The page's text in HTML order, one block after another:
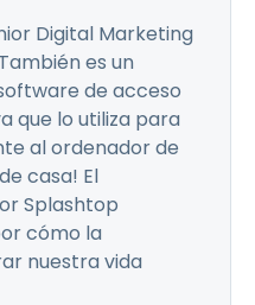
Digital Marketing
es un
de acceso
que lo utiliza para
al ordenador de
casa! El
Splashtop
cómo la
nuestra vida